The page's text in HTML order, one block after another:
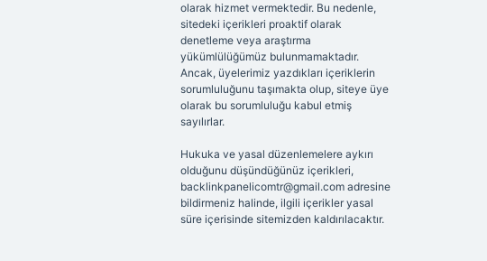
olarak hizmet vermektedir. Bu nedenle,
sitedeki içerikleri proaktif olarak
denetleme veya araştırma
yükümlülüğümüz bulunmamaktadır.
Ancak, üyelerimiz yazdıkları içeriklerin
sorumluluğunu taşımakta olup, siteye üye
olarak bu sorumluluğu kabul etmiş
sayılırlar.
Hukuka ve yasal düzenlemelere aykırı
olduğunu düşündüğünüz içerikleri,
backlinkpanelicomtr@gmail.comadresine
bildirmeniz halinde, ilgili içerikler yasal
süre içerisinde sitemizden kaldırılacaktır.